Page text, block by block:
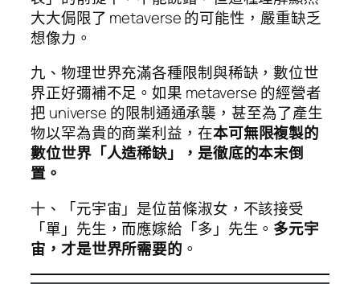
大大侷限了 metaverse 的可能性，嚴重缺乏
想像力。
九、物理世界充滿各種限制與稀缺，數位世
界正好彌補不足。如果 metaverse 的經營者
把 universe 的限制通通承襲，甚至為了產生
物以罕為貴的商業利益，在本可無限複製的
數位世界「人造稀缺」，是徹底的本末倒
置。
十、「元宇宙」是位苗條淑女，不該接受
「單」先生，而應嫁給「多」先生。 多元宇
宙，才是世界所需要的 。